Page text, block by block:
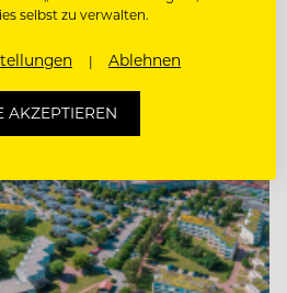
selbst zu verwalten.
Ablehnen
AKZEPTIEREN